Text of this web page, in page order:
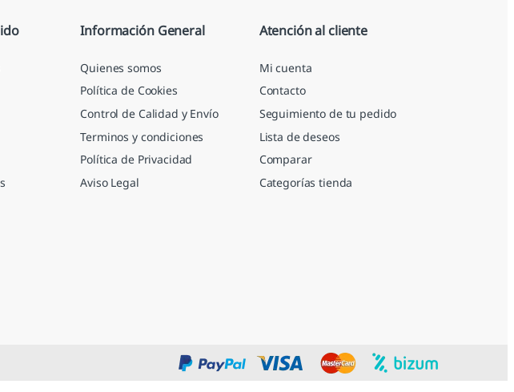
Información General
Quienes somos
Política de Cookies
Control de Calidad y Envío
Terminos y condiciones
Política de Privacidad
Aviso Legal
Atención al cliente
Mi cuenta
Contacto
Seguimiento de tu pedido
Lista de deseos
Comparar
Categorías tienda